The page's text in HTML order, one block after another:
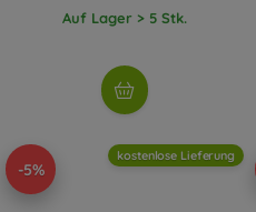
Auf Lager > 5 Stk.
-5%
kostenlose Lieferung